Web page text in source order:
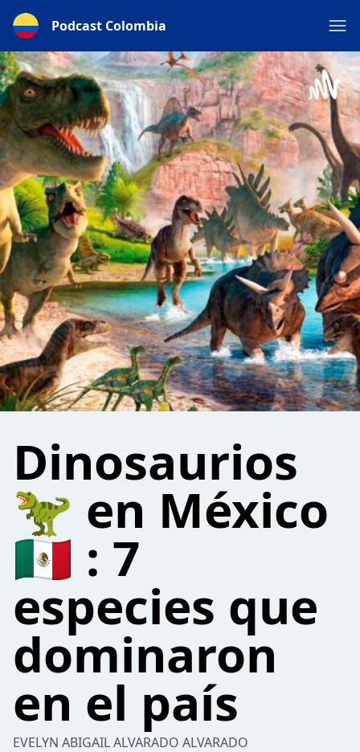
Podcast Colombia
Dinosaurios
🦖 en México
🇲🇽 : 7
especies que
dominaron
en el país
EVELYN ABIGAIL ALVARADO ALVARADO